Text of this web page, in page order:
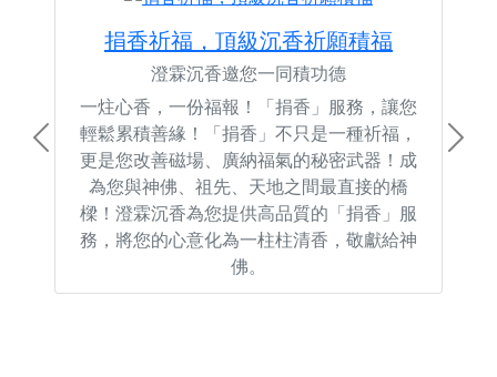
捐香祈福，頂級沉香祈願積福
澄霖沉香邀您一同積功德
一炷心香，一份福報！「捐香」服務，讓您
輕鬆累積善緣！「捐香」不只是一種祈福，
更是您改善磁場、廣納福氣的秘密武器！成
為您與神佛、祖先、天地之間最直接的橋
樑！澄霖沉香為您提供高品質的「捐香」服
務，將您的心意化為一柱柱清香，敬獻給神
佛。
Previous Next